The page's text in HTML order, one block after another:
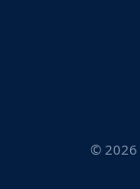
© 2026